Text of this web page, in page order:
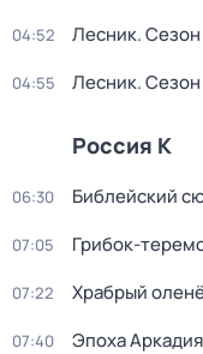
04:52 Лесник. Сезон
04:55 Лесник. Сезон
Россия К
06:30 Библейский
07:05 Грибок-
07:22 Храбрый
07:40 Эпоха